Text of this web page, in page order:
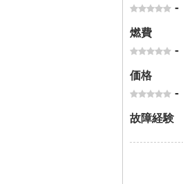
-
燃費
-
価格
-
故障経験